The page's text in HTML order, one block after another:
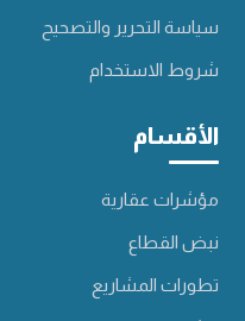
سياسة التحرير والتصحيح
شروط الاستخدام
الأقسام
مؤشرات عقارية
نبض القطاع
تطورات المشاريع